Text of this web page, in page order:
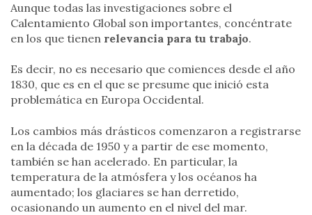
Aunque todas las investigaciones sobre el
Calentamiento Global son importantes, concéntrate
en los que tienen relevancia para tu trabajo.
Es decir, no es necesario que comiences desde el año
1830, que es en el que se presume que inició esta
problemática en Europa Occidental.
Los cambios más drásticos comenzaron a registrarse
en la década de 1950 y a partir de ese momento,
también se han acelerado. En particular, la
temperatura de la atmósfera y los océanos ha
aumentado; los glaciares se han derretido,
ocasionando un aumento en el nivel del mar.